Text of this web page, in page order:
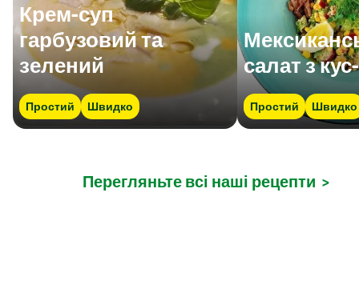
Крем-суп
гарбузовий та
зелений
Простий Швидко
салат з
Простий Швидко
Перегляньте всі наші рецепти >